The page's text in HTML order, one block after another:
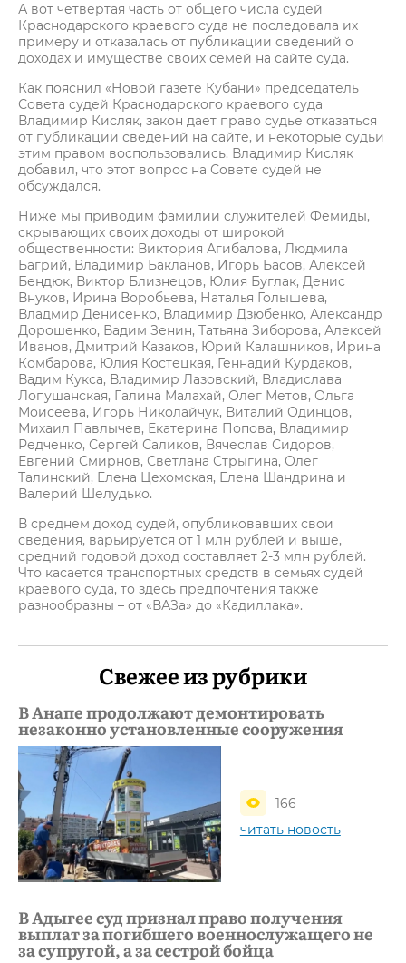
А вот четвертая часть от общего числа судей
Краснодарского краевого суда не последовала их
примеру и отказалась от публикации сведений о
доходах и имуществе своих семей на сайте суда.
Как пояснил «Новой газете Кубани» председатель
Совета судей Краснодарского краевого суда
Владимир Кисляк, закон дает право судье отказаться
от публикации сведений на сайте, и некоторые судьи
этим правом воспользовались. Владимир Кисляк
добавил, что этот вопрос на Совете судей не
обсуждался.
Ниже мы приводим фамилии служителей Фемиды,
скрывающих своих доходы от широкой
общественности: Виктория Агибалова, Людмила
Багрий, Владимир Бакланов, Игорь Басов, Алексей
Бендюк, Виктор Близнецов, Юлия Буглак, Денис
Внуков, Ирина Воробьева, Наталья Голышева,
Владмир Денисенко, Владимир Дзюбенко, Александр
Дорошенко, Вадим Зенин, Татьяна Зиборова, Алексей
Иванов, Дмитрий Казаков, Юрий Калашников, Ирина
Комбарова, Юлия Костецкая, Геннадий Курдаков,
Вадим Кукса, Владимир Лазовский, Владислава
Лопушанская, Галина Малахай, Олег Метов, Ольга
Моисеева, Игорь Николайчук, Виталий Одинцов,
Михаил Павлычев, Екатерина Попова, Владимир
Редченко, Сергей Саликов, Вячеслав Сидоров,
Евгений Смирнов, Светлана Стрыгина, Олег
Талинский, Елена Цехомская, Елена Шандрина и
Валерий Шелудько.
В среднем доход судей, опубликовавших свои
сведения, варьируется от 1 млн рублей и выше,
средний годовой доход составляет 2-3 млн рублей.
Что касается транспортных средств в семьях судей
краевого суда, то здесь предпочтения также
разнообразны – от «ВАЗа» до «Кадиллака».
Свежее из рубрики
В Анапе продолжают демонтировать
незаконно установленные сооружения
166
читать новость
В Адыгее суд признал право получения
выплат за погибшего военнослужащего не
за супругой, а за сестрой бойца